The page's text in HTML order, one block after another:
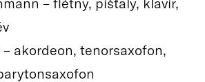
akordeon, tenorsaxofon,